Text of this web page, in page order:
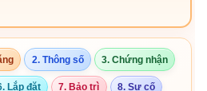
2. Thông số 3. Chứng nhận
Lắp đặt 7. Bảo trì 8. Sự cố